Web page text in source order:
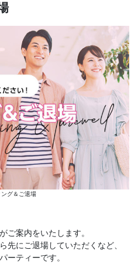
ング＆ご退場
ご案内をいたします。
先にご退場していただくなど、
ーティーです。